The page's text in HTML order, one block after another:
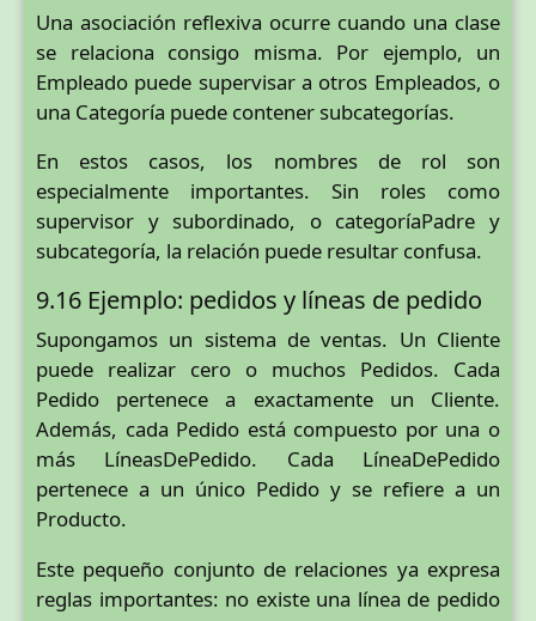
Una asociación reflexiva ocurre cuando una clase
se relaciona consigo misma. Por ejemplo, un
Empleado puede supervisar a otros Empleados, o
una Categoría puede contener subcategorías.
En estos casos, los nombres de rol son
especialmente importantes. Sin roles como
supervisor y subordinado, o categoríaPadre y
subcategoría, la relación puede resultar confusa.
9.16 Ejemplo: pedidos y líneas de pedido
Supongamos un sistema de ventas. Un Cliente
puede realizar cero o muchos Pedidos. Cada
Pedido pertenece a exactamente un Cliente.
Además, cada Pedido está compuesto por una o
más LíneasDePedido. Cada LíneaDePedido
pertenece a un único Pedido y se refiere a un
Producto.
Este pequeño conjunto de relaciones ya expresa
reglas importantes: no existe una línea de pedido